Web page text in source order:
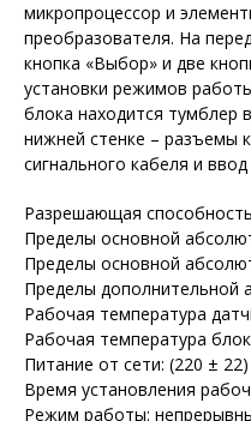
микропроцессор и
преобразователя. На
кнопка «Выбор» и две
установки режимов
блока находится тумблер
нижней стенке – разъемы
сигнального кабеля и
Разрешающая
Пределы основной
Пределы основной
Пределы дополнительной
Рабочая температура
Рабочая температура
Питание от сети: (220 ±
Время установления
Режим работы: